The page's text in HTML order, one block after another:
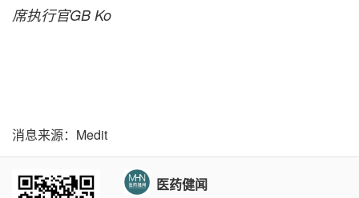
席执行官GB Ko
消息来源：Medit
医药健闻